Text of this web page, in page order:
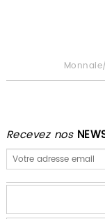
Recevez nos